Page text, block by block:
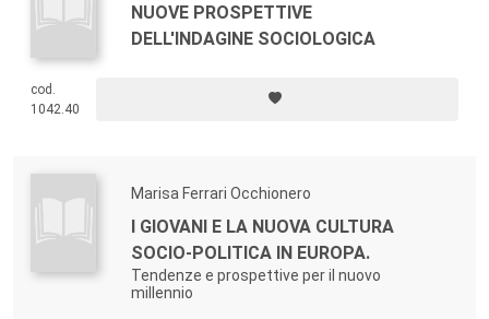
NUOVE PROSPETTIVE
DELL'INDAGINE SOCIOLOGICA
cod.
1042.40
Marisa Ferrari Occhionero
I GIOVANI E LA NUOVA CULTURA
SOCIO-POLITICA IN EUROPA.
Tendenze e prospettive per il nuovo
millennio